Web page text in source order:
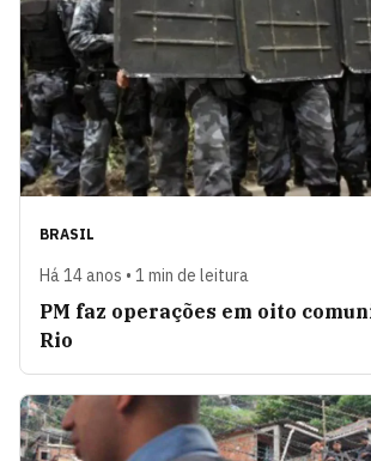
BRASIL
Há 14 anos • 1 min de leitura
PM faz operações em oito
Rio